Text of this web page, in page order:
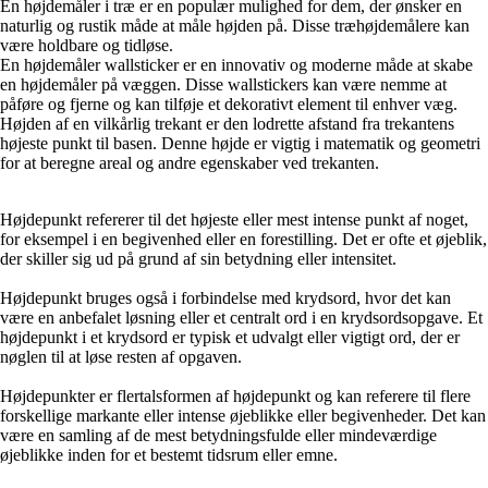
En højdemåler i træ er en populær mulighed for dem, der ønsker en
naturlig og rustik måde at måle højden på. Disse træhøjdemålere kan
være holdbare og tidløse.
En højdemåler wallsticker er en innovativ og moderne måde at skabe
en højdemåler på væggen. Disse wallstickers kan være nemme at
påføre og fjerne og kan tilføje et dekorativt element til enhver væg.
Højden af en vilkårlig trekant er den lodrette afstand fra trekantens
højeste punkt til basen. Denne højde er vigtig i matematik og geometri
for at beregne areal og andre egenskaber ved trekanten.
Højdepunkt refererer til det højeste eller mest intense punkt af noget,
for eksempel i en begivenhed eller en forestilling. Det er ofte et øjeblik,
der skiller sig ud på grund af sin betydning eller intensitet.
Højdepunkt bruges også i forbindelse med krydsord, hvor det kan
være en anbefalet løsning eller et centralt ord i en krydsordsopgave. Et
højdepunkt i et krydsord er typisk et udvalgt eller vigtigt ord, der er
nøglen til at løse resten af opgaven.
Højdepunkter er flertalsformen af højdepunkt og kan referere til flere
forskellige markante eller intense øjeblikke eller begivenheder. Det kan
være en samling af de mest betydningsfulde eller mindeværdige
øjeblikke inden for et bestemt tidsrum eller emne.